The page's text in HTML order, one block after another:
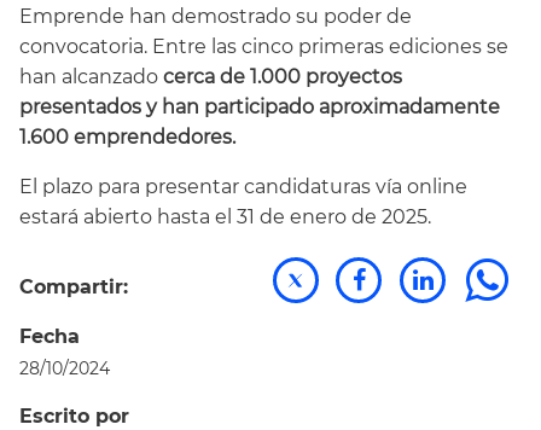
Emprende han demostrado su poder de
convocatoria. Entre las cinco primeras ediciones se
han alcanzado cerca de 1.000 proyectos
presentados y han participado aproximadamente
1.600 emprendedores.
El plazo para presentar candidaturas vía online
estará abierto hasta el 31 de enero de 2025.
Compartir:
Fecha
28/10/2024
Escrito por